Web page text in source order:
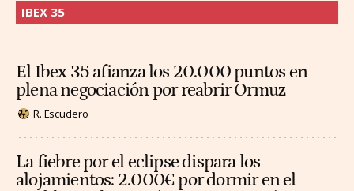
IBEX 35
El Ibex 35 afianza los 20.000 puntos en
plena negociación por reabrir Ormuz
R. Escudero
La fiebre por el eclipse dispara los
alojamientos: 2.000€ por dormir en el